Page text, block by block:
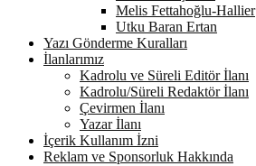
Melis Fettahoğlu-Hallier
Utku Baran Ertan
Yazı Gönderme Kuralları
İlanlarımız
Kadrolu ve Süreli Editör İlanı
Kadrolu/Süreli Redaktör İlanı
Çevirmen İlanı
Yazar İlanı
İçerik Kullanım İzni
Reklam ve Sponsorluk Hakkında